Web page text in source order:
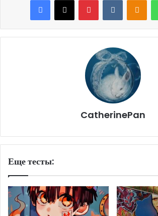
CatherinePan
Еще тесты: